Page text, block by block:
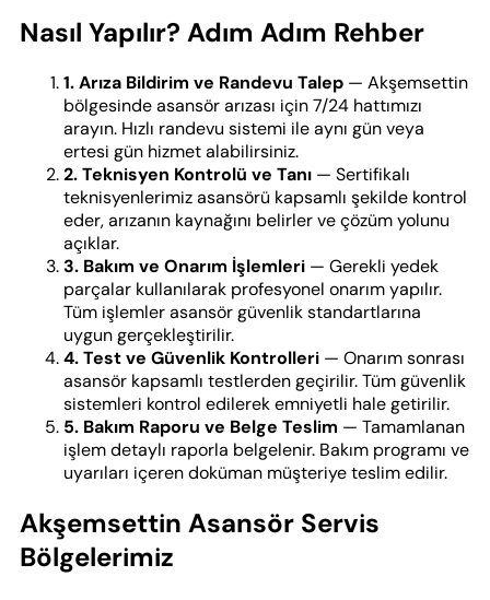
Nasıl Yapılır? Adım Adım Rehber
1. Arıza Bildirim ve Randevu Talep — Akşemsettin
bölgesinde asansör arızası için 7/24 hattımızı
arayın. Hızlı randevu sistemi ile aynı gün veya
ertesi gün hizmet alabilirsiniz.
2. Teknisyen Kontrolü ve Tanı — Sertifikalı
teknisyenlerimiz asansörü kapsamlı şekilde kontrol
eder, arızanın kaynağını belirler ve çözüm yolunu
açıklar.
3. Bakım ve Onarım İşlemleri — Gerekli yedek
parçalar kullanılarak profesyonel onarım yapılır.
Tüm işlemler asansör güvenlik standartlarına
uygun gerçekleştirilir.
4. Test ve Güvenlik Kontrolleri — Onarım sonrası
asansör kapsamlı testlerden geçirilir. Tüm güvenlik
sistemleri kontrol edilerek emniyetli hale getirilir.
5. Bakım Raporu ve Belge Teslim — Tamamlanan
işlem detaylı raporla belgelenir. Bakım programı ve
uyarıları içeren doküman müşteriye teslim edilir.
Akşemsettin Asansör Servis
Bölgelerimiz